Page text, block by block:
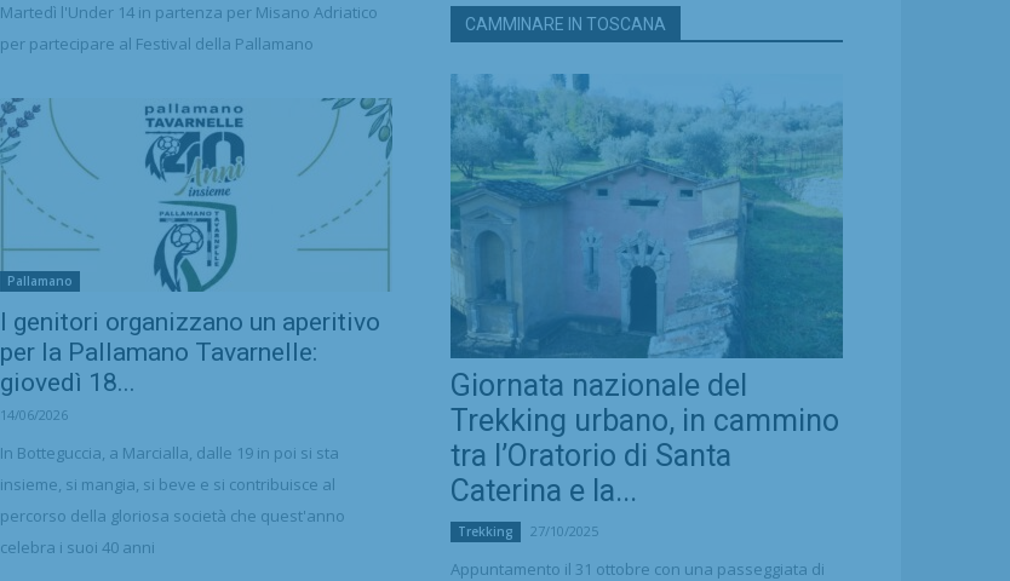
Martedì l'Under 14 in partenza per Misano Adriatico
per partecipare al Festival della Pallamano
Pallamano
I genitori organizzano un aperitivo
per la Pallamano Tavarnelle:
giovedì 18...
14/06/2026
In Botteguccia, a Marcialla, dalle 19 in poi si sta
insieme, si mangia, si beve e si contribuisce al
percorso della gloriosa società che quest'anno
celebra i suoi 40 anni
CAMMINARE IN TOSCANA
Giornata nazionale del
Trekking urbano, in cammino
tra l’Oratorio di Santa
Caterina e la...
Trekking 27/10/2025
Appuntamento il 31 ottobre con una passeggiata di